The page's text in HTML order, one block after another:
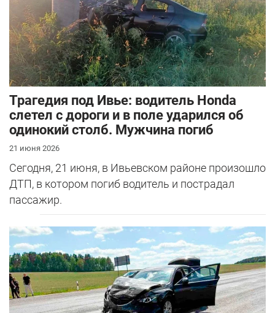
Трагедия под Ивье: водитель Honda
слетел с дороги и в поле ударился об
одинокий столб. Мужчина погиб
21 июня 2026
Сегодня, 21 июня, в Ивьевском районе произошло
ДТП, в котором погиб водитель и пострадал
пассажир.